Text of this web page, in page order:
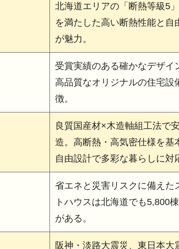
北海道エリアの「断熱等級5
を満たした高い断熱性能と自
が魅力。
受賞実績のある確かなデザイ
高品質なオリジナルの住宅設
徴。
良質国産材×木造軸組工法で
造。高断熱・高気密仕様を基
自由設計で多彩な暮らしに対
省エネと災害リスクに備えた
トハウスは北海道でも5,800
がある。
阪神・淡路大震災、東日本大